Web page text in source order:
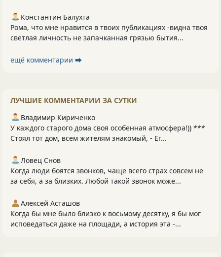
Константин Балухта
Рома, что мне нравится в твоих публикациях -видна твоя
светлая личность не запачканная грязью бытия...
ещё комментарии ⮕
ЛУЧШИЕ КОММЕНТАРИИ ЗА СУТКИ
Владимир Кириченко
У каждого старого дома своя особенная атмосфера!)) ***
Стоял тот дом, всем жителям знакомый, - Ег...
Ловец Снов
Когда люди боятся звонков, чаще всего страх совсем не
за себя, а за близких. Любой такой звонок може...
Алексей Асташов
Когда бы мне было близко к восьмому десятку, я бы мог
исповедаться даже на площади, а история эта -...